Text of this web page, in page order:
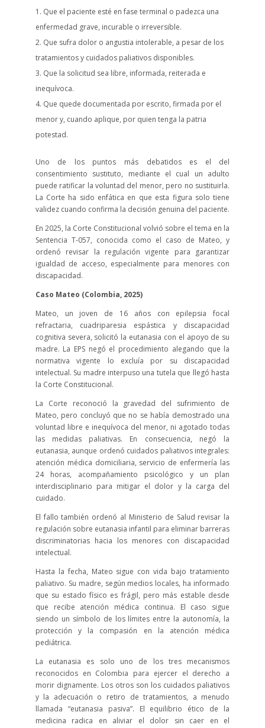
Que el paciente esté en fase terminal o padezca una
enfermedad grave, incurable o irreversible.
Que sufra dolor o angustia intolerable, a pesar de los
tratamientos y cuidados paliativos disponibles.
Que la solicitud sea libre, informada, reiterada e
inequívoca.
Que quede documentada por escrito, firmada por el
menor y, cuando aplique, por quien tenga la patria
potestad.
Uno de los puntos más debatidos es el del
consentimiento sustituto, mediante el cual un adulto
puede ratificar la voluntad del menor, pero no sustituirla.
La Corte ha sido enfática en que esta figura solo tiene
validez cuando confirma la decisión genuina del paciente.
En 2025, la Corte Constitucional volvió sobre el tema en la
Sentencia T-057, conocida como el caso de Mateo, y
ordenó revisar la regulación vigente para garantizar
igualdad de acceso, especialmente para menores con
discapacidad.
Caso Mateo (Colombia, 2025)
Mateo, un joven de 16 años con epilepsia focal
refractaria, cuadriparesia espástica y discapacidad
cognitiva severa, solicitó la eutanasia con el apoyo de su
madre. La EPS negó el procedimiento alegando que la
normativa vigente lo excluía por su discapacidad
intelectual. Su madre interpuso una tutela que llegó hasta
la Corte Constitucional.
La Corte reconoció la gravedad del sufrimiento de
Mateo, pero concluyó que no se había demostrado una
voluntad libre e inequívoca del menor, ni agotado todas
las medidas paliativas. En consecuencia, negó la
eutanasia, aunque ordenó cuidados paliativos integrales:
atención médica domiciliaria, servicio de enfermería las
24 horas, acompañamiento psicológico y un plan
interdisciplinario para mitigar el dolor y la carga del
cuidado.
El fallo también ordenó al Ministerio de Salud revisar la
regulación sobre eutanasia infantil para eliminar barreras
discriminatorias hacia los menores con discapacidad
intelectual.
Hasta la fecha, Mateo sigue con vida bajo tratamiento
paliativo. Su madre, según medios locales, ha informado
que su estado físico es frágil, pero más estable desde
que recibe atención médica continua. El caso sigue
siendo un símbolo de los límites entre la autonomía, la
protección y la compasión en la atención médica
pediátrica.
La eutanasia es solo uno de los tres mecanismos
reconocidos en Colombia para ejercer el derecho a
morir dignamente. Los otros son los cuidados paliativos
y la adecuación o retiro de tratamientos, a menudo
llamada “eutanasia pasiva”. El equilibrio ético de la
medicina radica en aliviar el dolor sin caer en el